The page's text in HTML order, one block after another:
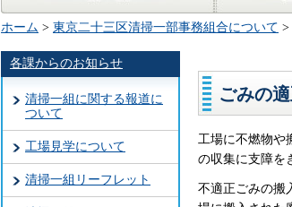
ホーム > 東京二十三区清掃一部事務組合について >
各課からのお知らせ
清掃一組に関する報道に
ついて
工場見学について
清掃一組リーフレット
ごみの
工場に不燃物や
の収集に支障を
不適正ごみの搬